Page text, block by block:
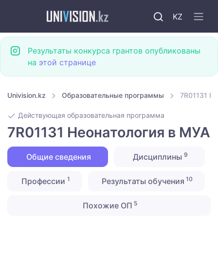
KZ
Результаты конкурса грантов опубликованы
на этой странице
Univision.kz Образовательные программы 7R01131
Действующая образовательная программа
7R01131 Неонатология в МУА
Общие сведения Дисциплины 9
Профессии 1 Результаты обучения 10
Похожие ОП 5